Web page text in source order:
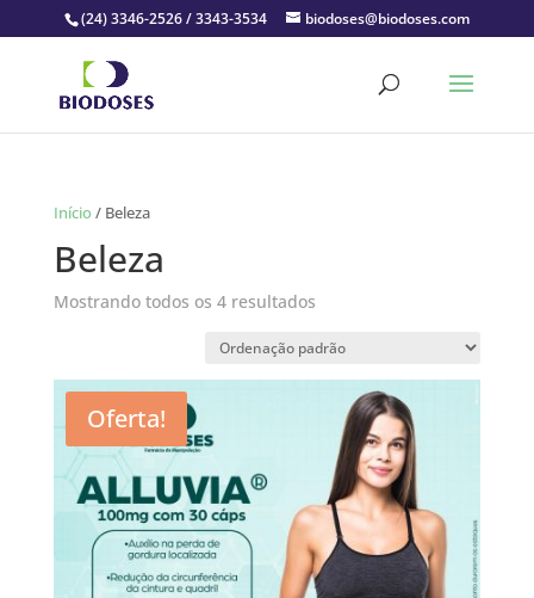
(24) 3346-2526 / 3343-3534 biodoses@biodoses.com
Início / Beleza
Beleza
Mostrando todos os 4 resultados
Oferta!